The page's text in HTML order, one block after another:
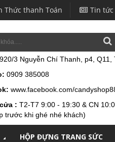
Thức thanh Toán Tin tức
3 Nguyễn Chí Thanh, p4, Q11,
0909 385008
www.facebook.com/
: T2-T7 9:00 - 19:30 & CN
trước khi ghé nhé khách)
HỘP ĐỰNG TRANG SỨC